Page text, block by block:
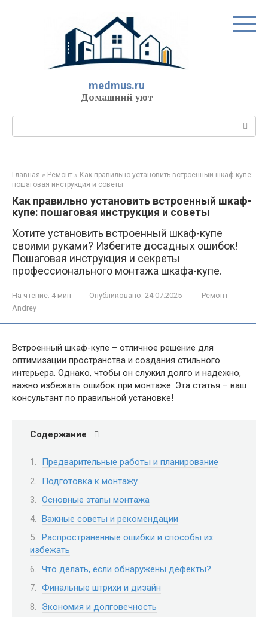
medmus.ru
Домашний уют
Главная » Ремонт » Как правильно установить встроенный шкаф-купе:
пошаговая инструкция и советы
Как правильно установить встроенный шкаф-
купе: пошаговая инструкция и советы
Хотите установить встроенный шкаф-купе
своими руками? Избегите досадных ошибок!
Пошаговая инструкция и секреты
профессионального монтажа шкафа-купе.
На чтение: 4 мин Опубликовано: 24.07.2025
Ремонт
Andrey
Встроенный шкаф-купе – отличное решение для
оптимизации пространства и создания стильного
интерьера. Однако, чтобы он служил долго и надежно,
важно избежать ошибок при монтаже. Эта статья – ваш
консультант по правильной установке!
Содержание
Предварительные работы и планирование
Подготовка к монтажу
Основные этапы монтажа
Важные советы и рекомендации
Распространенные ошибки и способы их
избежать
Что делать, если обнаружены дефекты?
Финальные штрихи и дизайн
Экономия и долговечность